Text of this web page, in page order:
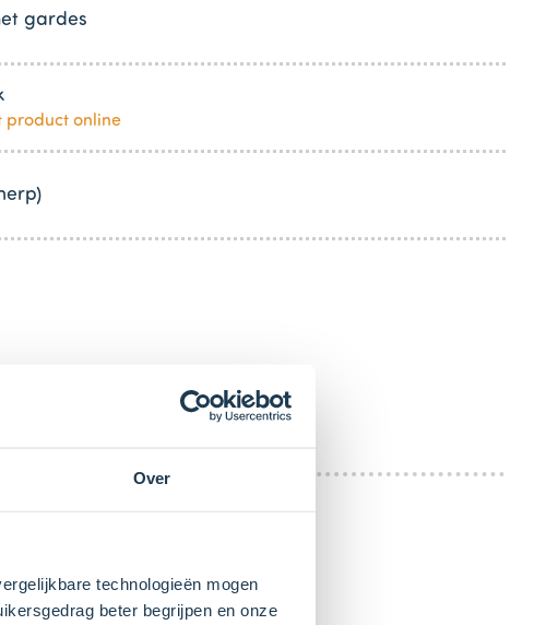
Over
technologieën mogen
beter begrijpen en onze
gardes
product online